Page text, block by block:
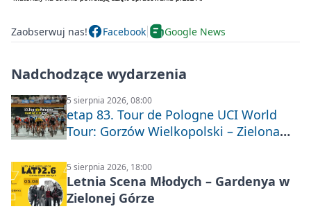
Zaobserwuj nas! Facebook Google News
Nadchodzące wydarzenia
5 sierpnia 2026, 08:00
etap 83. Tour de Pologne UCI World
Tour: Gorzów Wielkopolski – Zielona
5 sierpnia 2026, 18:00
Letnia Scena Młodych – Gardenya w
Zielonej Górze